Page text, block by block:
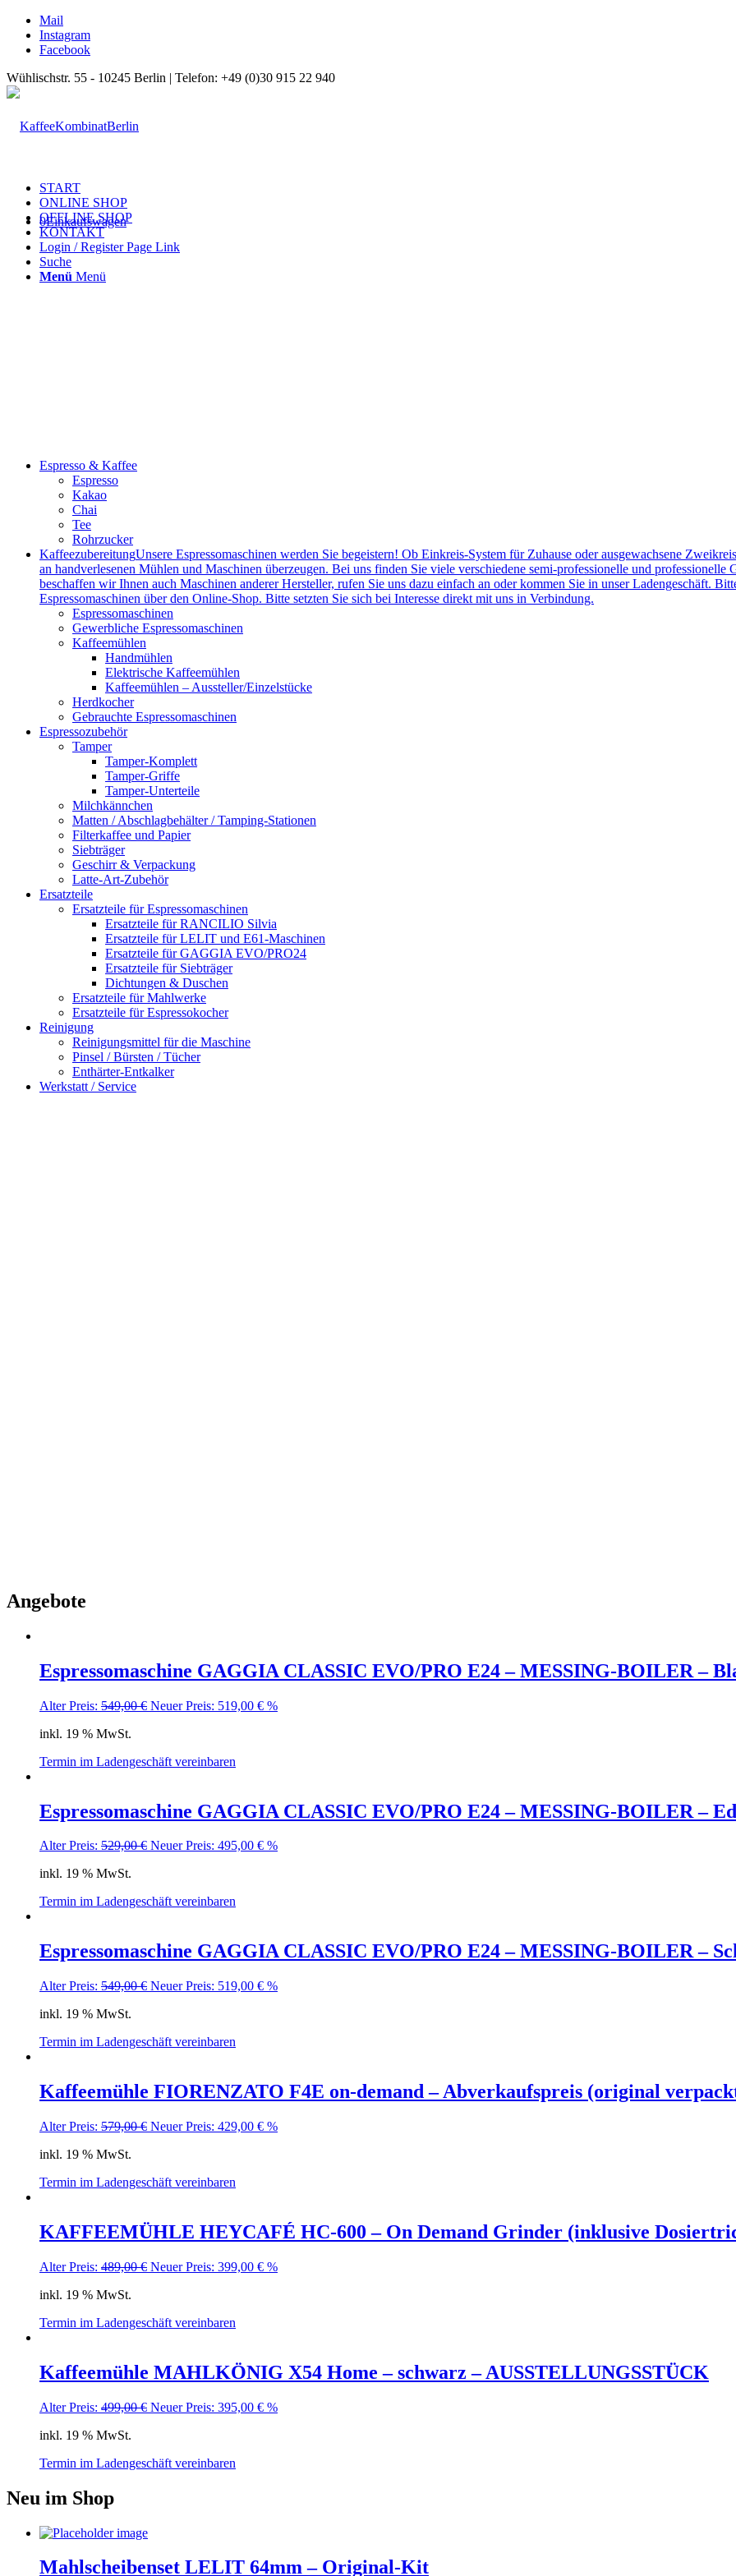
Mail
Instagram
Facebook
Wühlischstr. 55 - 10245 Berlin | Telefon: +49 (0)30 915 22 940
0Einkaufswagen
START
ONLINE SHOP
OFFLINE SHOP
KONTAKT
Login / Register Page Link
Suche
Menü Menü
Espresso & Kaffee
Espresso
Kakao
Chai
Tee
Rohrzucker
KaffeezubereitungUnsere Espressomaschinen werden Sie begeistern! Ob Einkreis-System für Zuhause oder ausgewachsene
an handverlesenen Mühlen und Maschinen überzeugen. Bei uns finden Sie viele verschiedene semi-professionelle und
beschaffen wir Ihnen auch Maschinen anderer Hersteller, rufen Sie uns dazu einfach an oder kommen Sie in unser Ladengeschäft.
Espressomaschinen über den Online-Shop. Bitte setzten Sie sich bei Interesse direkt mit uns in Verbindung.
Espressomaschinen
Gewerbliche Espressomaschinen
Kaffeemühlen
Handmühlen
Elektrische Kaffeemühlen
Kaffeemühlen – Aussteller/Einzelstücke
Herdkocher
Gebrauchte Espressomaschinen
Espressozubehör
Tamper
Tamper-Komplett
Tamper-Griffe
Tamper-Unterteile
Milchkännchen
Matten / Abschlagbehälter / Tamping-Stationen
Filterkaffee und Papier
Siebträger
Geschirr & Verpackung
Latte-Art-Zubehör
Ersatzteile
Ersatzteile für Espressomaschinen
Ersatzteile für RANCILIO Silvia
Ersatzteile für LELIT und E61-Maschinen
Ersatzteile für GAGGIA EVO/PRO24
Ersatzteile für Siebträger
Dichtungen & Duschen
Ersatzteile für Mahlwerke
Ersatzteile für Espressokocher
Reinigung
Reinigungsmittel für die Maschine
Pinsel / Bürsten / Tücher
Enthärter-Entkalker
Werkstatt / Service
Angebote
Espressomaschine GAGGIA CLASSIC EVO/PRO E24 – MESSING-BOILER –
Alter Preis: 549,00€ Ursprünglicher
Neuer Preis: 519,00 €Aktueller
%
inkl. 19 % MwSt.
Termin im Ladengeschäft vereinbaren
Espressomaschine GAGGIA CLASSIC EVO/PRO E24 – MESSING-BOILER –
Alter Preis: 529,00€ Ursprünglicher
Neuer Preis: 495,00 €Aktueller
%
inkl. 19 % MwSt.
Termin im Ladengeschäft vereinbaren
Espressomaschine GAGGIA CLASSIC EVO/PRO E24 – MESSING-BOILER –
Alter Preis: 549,00€ Ursprünglicher
Neuer Preis: 519,00 €Aktueller
%
inkl. 19 % MwSt.
Termin im Ladengeschäft vereinbaren
Kaffeemühle FIORENZATO F4E on-demand – Abverkaufspreis (original
Alter Preis: 579,00€ Ursprünglicher
Neuer Preis: 429,00 €Aktueller
%
inkl. 19 % MwSt.
Termin im Ladengeschäft vereinbaren
KAFFEEMÜHLE HEYCAFÉ HC-600 – On Demand Grinder (inklusive
Alter Preis: 489,00€ Ursprünglicher
Neuer Preis: 399,00 €Aktueller
%
inkl. 19 % MwSt.
Termin im Ladengeschäft vereinbaren
Kaffeemühle MAHLKÖNIG X54 Home – schwarz – AUSSTELLUNGSSTÜCK
Alter Preis: 499,00€ Ursprünglicher
Neuer Preis: 395,00 €Aktueller
%
inkl. 19 % MwSt.
Termin im Ladengeschäft vereinbaren
Neu im Shop
Mahlscheibenset LELIT 64mm – Original-Kit